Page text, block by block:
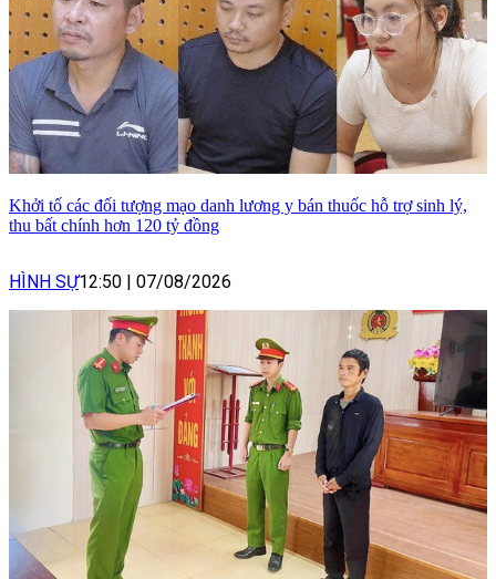
Khởi tố các đối tượng mạo danh lương y bán thuốc hỗ trợ sinh lý,
thu bất chính hơn 120 tỷ đồng
HÌNH SỰ12:50 07/08/2026